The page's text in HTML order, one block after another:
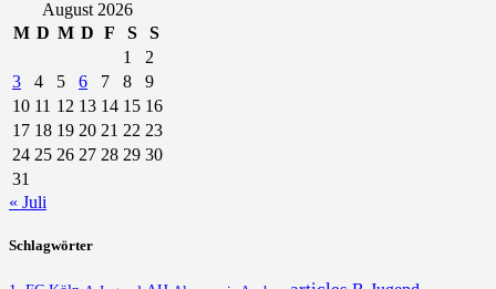
August 2026
M D M D F S
S
1
2
3
4 5 6 7 8
9
10 11 12 13 14 15 16
17 18 19 20 21 22 23
24 25 26 27 28 29 30
31
« Juli
Schlagwörter